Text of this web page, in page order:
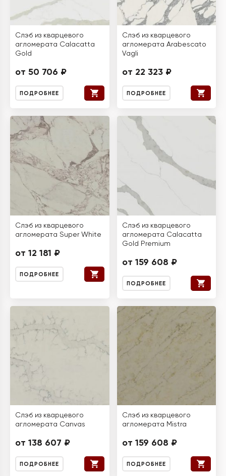
Слэб из кварцевого
агломерата Calacatta
Gold
от 50 706 ₽
ПОДРОБНЕЕ
Слэб из кварцевого
агломерата Arabescato
Vagli
от 22 323 ₽
ПОДРОБНЕЕ
Слэб из кварцевого
агломерата Super White
от 12 181 ₽
ПОДРОБНЕЕ
Слэб из кварцевого
агломерата Calacatta
Gold Premium
от 159 608 ₽
ПОДРОБНЕЕ
Слэб из кварцевого
агломерата Canvas
от 138 607 ₽
ПОДРОБНЕЕ
Слэб из кварцевого
агломерата Mistra
от 159 608 ₽
ПОДРОБНЕЕ